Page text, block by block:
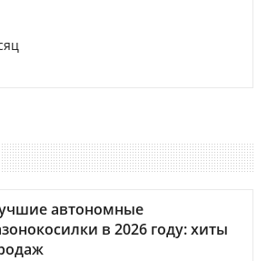
автономные
в 2026 году: хиты